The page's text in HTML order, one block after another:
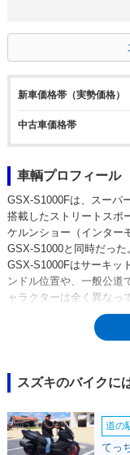
新車価格帯（実勢価格）
中古車価格帯
車輌プロフィール
GSX-S1000Fは、スーパ
搭載したストリートスポ
ケルンショー（インター
GSX-S1000と同時だった
GSX-S1000Fはサーキッ
ンドル位置や、一般公道
ャラクターは全く異なっ
ら。当初は海外向けのみ
ネイキッド仕様のGSX-
S1000GTが登場した。
スズキのバイクに
道の
てっ